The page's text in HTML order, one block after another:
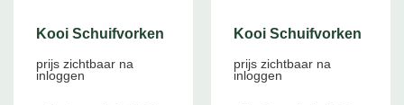
Kooi Schuifvorken
prijs zichtbaar na
inloggen
Kooi Schuifvorken
prijs zichtbaar na
inloggen